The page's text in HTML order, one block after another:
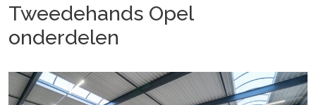
Tweedehands Opel
onderdelen